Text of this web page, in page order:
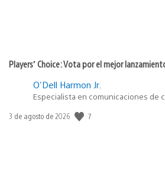
Players’ Choice: Vota por el mejor
O'Dell Harmon Jr.
Especialista en comunicaciones de
Fecha
3 de agosto de 2026 7